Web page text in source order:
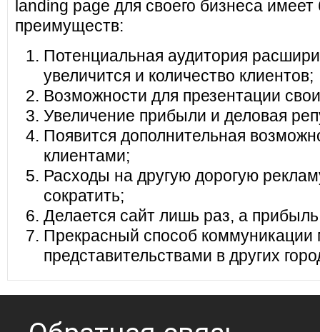
landing page для своего бизнеса
преимуществ:
Потенциальная аудитория
увеличится и количество клиентов;
Возможности для презентации
Увеличение прибыли и деловая
Появится дополнительная
клиентами;
Расходы на другую дорогую
сократить;
Делается сайт лишь раз, а
Прекрасный способ коммуникации
представительствами в других